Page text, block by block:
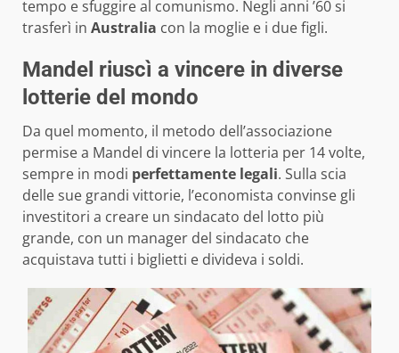
tempo e sfuggire al comunismo. Negli anni ’60 si
trasferì in Australia con la moglie e i due figli.
Mandel riuscì a vincere in diverse
lotterie del mondo
Da quel momento, il metodo dell’associazione
permise a Mandel di vincere la lotteria per 14 volte,
sempre in modi perfettamente legali. Sulla scia
delle sue grandi vittorie, l’economista convinse gli
investitori a creare un sindacato del lotto più
grande, con un manager del sindacato che
acquistava tutti i biglietti e divideva i soldi.